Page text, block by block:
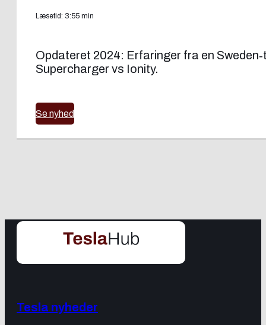
Læsetid: 3:55 min
Opdateret 2024: Erfaringer fra en
Supercharger vs Ionity.
Se nyhed
Tesla nyheder